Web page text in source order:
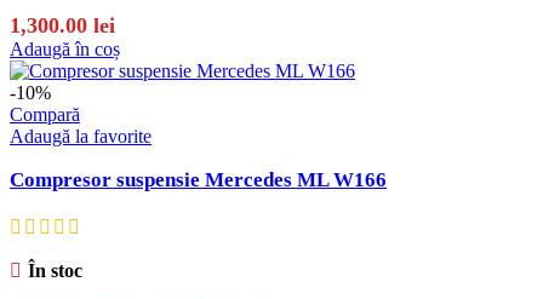
1,300.00 lei
Adaugă în coș
-10%
Compară
Adaugă la favorite
Compresor suspensie Mercedes ML W166
În stoc